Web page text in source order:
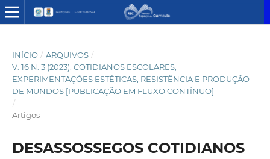
INÍCIO / ARQUIVOS /
V. 16 N. 3 (2023): COTIDIANOS ESCOLARES,
EXPERIMENTAÇÕES ESTÉTICAS, RESISTÊNCIA E PRODUÇÃO
DE MUNDOS [PUBLICAÇÃO EM FLUXO CONTÍNUO]
/
Artigos
DESASSOSSEGOS COTIDIANOS